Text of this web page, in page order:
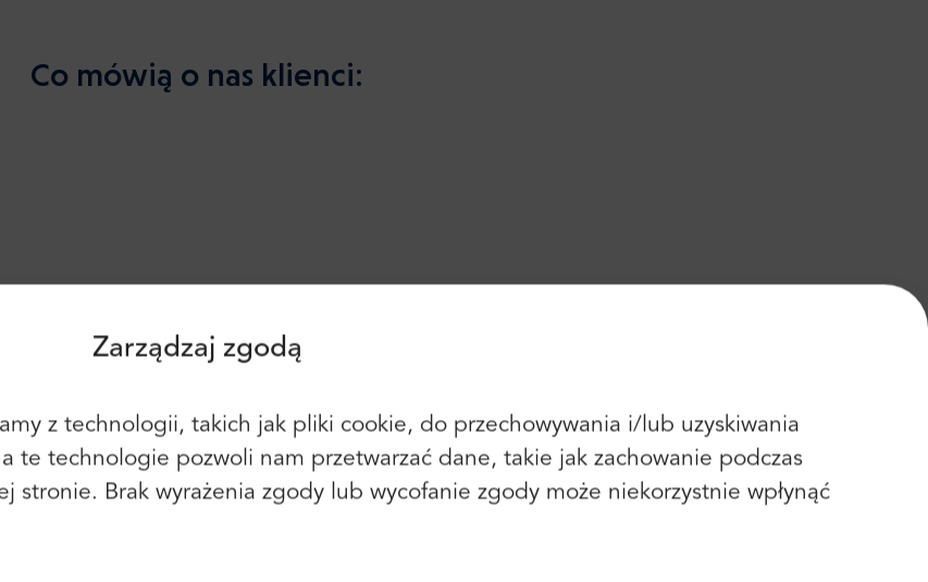
Zarządzaj zgodą
z technologii, takich jak pliki cookie, do przechowywania i/lub uzyskiwania
te technologie pozwoli nam przetwarzać dane, takie jak zachowanie podczas
Brak wyrażenia zgody lub wycofanie zgody może niekorzystnie wpłynąć
Co mówią o nas klienci:
looks clean and well kept.
Kontynuuj, korzystając z
Możesz również użyć adresu e-mail i
hasła:
Imię: